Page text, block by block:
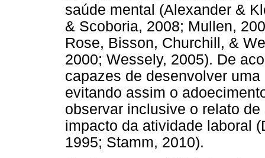
saúde mental (Alexander &
& Scoboria, 2008; Mullen,
Rose, Bisson, Churchill, &
2000; Wessely, 2005). De
capazes de desenvolver
evitando assim o
observar inclusive o relato
impacto da atividade laboral
1995; Stamm, 2010).